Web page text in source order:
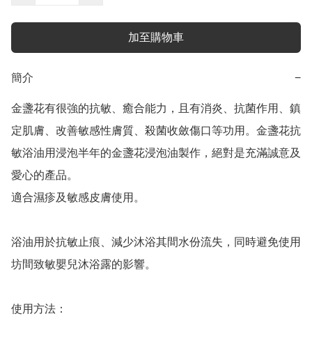
加至購物車
簡介 −
金盞花有很強的抗敏、癒合能力，且有消炎、抗菌作用、鎮
定肌膚、改善敏感性膚質、殺菌收斂傷口等功用。金盞花抗
敏浴油用浸泡半年的金盞花浸泡油製作，絕對是充滿誠意及
愛心的產品。
適合濕疹及敏感皮膚使用。
浴油用於抗敏止痕、減少沐浴其間水份流失，同時避免使用
坊間致敏嬰兒沐浴露的影響。
使用方法：